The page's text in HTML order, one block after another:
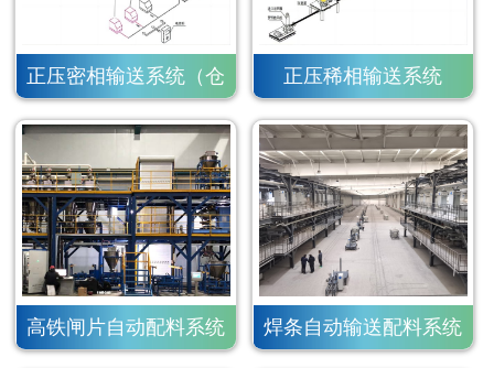
正压密相输送系统（仓
泵）
正压稀相输送系统
高铁闸片自动配料系统 焊条自动输送配料系统